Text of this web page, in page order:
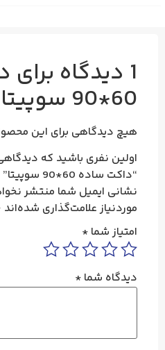
1 دیدگاه برای
60*90 سوپیتا
هیچ دیدگاهی برای این
اولین نفری باشید که
“داکت ساده 60*90 سوپیتا”
نشانی ایمیل شما منتشر
موردنیاز علامت‌گذاری شده‌اند
امتیاز شما *
دیدگاه شما *